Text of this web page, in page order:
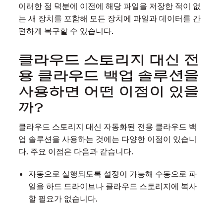
이러한 점 덕분에 이전에 해당 파일을 저장한 적이 없
는 새 장치를 포함해 모든 장치에 파일과 데이터를 간
편하게 복구할 수 있습니다.
클라우드 스토리지 대신 전
용 클라우드 백업 솔루션을
사용하면 어떤 이점이 있을
까?
클라우드 스토리지 대신 자동화된 전용 클라우드 백
업 솔루션을 사용하는 것에는 다양한 이점이 있습니
다. 주요 이점은 다음과 같습니다.
자동으로 실행되도록 설정이 가능해 수동으로 파
일을 하드 드라이브나 클라우드 스토리지에 복사
할 필요가 없습니다.